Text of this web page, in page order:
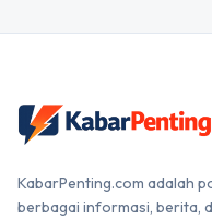
KabarPenting.com adalah
berbagai informasi, berita,